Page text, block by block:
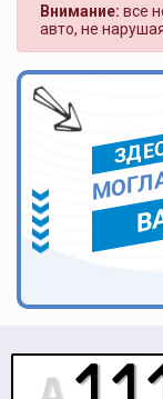
Внимание: все
авто, не